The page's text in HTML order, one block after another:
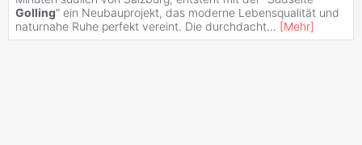
Golling" ein Neubauprojekt, das moderne Lebensqualität und
naturnahe Ruhe perfekt vereint. Die durchdacht... [Mehr]